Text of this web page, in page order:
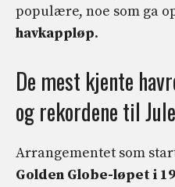
populære, noe som ga
havkappløp.
De mest kjente
og rekordene til
Arrangementet som
Golden Globe-løpet i